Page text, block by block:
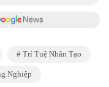
Trí Tuệ Nhân Tạo
Nghiệp